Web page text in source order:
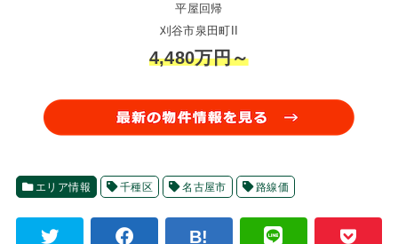
平屋回帰
刈谷市泉田町II
4,480万円～
エリア情報 千種区 名古屋市 路線価